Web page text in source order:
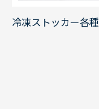
冷凍ストッカー各種